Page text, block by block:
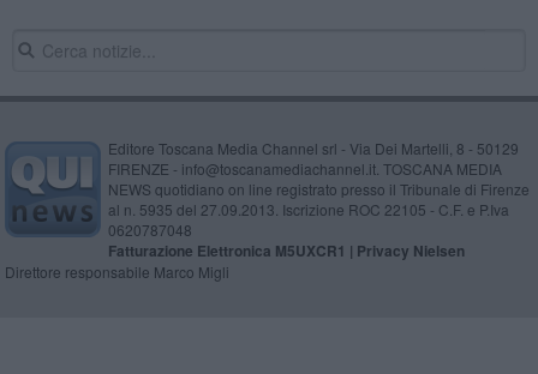
Editore Toscana Media Channel srl - Via Dei Martelli, 8 - 50129
FIRENZE - info@toscanamediachannel.it. TOSCANA MEDIA
NEWS quotidiano on line registrato presso il Tribunale di Firenze
al n. 5935 del 27.09.2013. Iscrizione ROC 22105 - C.F. e P.Iva
0620787048
Fatturazione Elettronica M5UXCR1 | Privacy Nielsen
Direttore responsabile Marco Migli